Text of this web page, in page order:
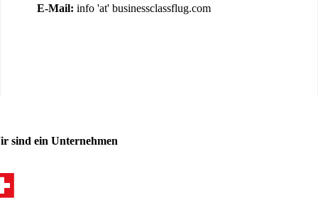
E-Mail: info 'at' businessclassflug.com
sind ein Unternehmen